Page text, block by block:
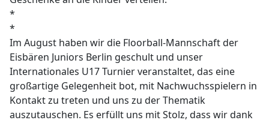
*
*
Im August haben wir die Floorball-Mannschaft der
Eisbären Juniors Berlin geschult und unser
Internationales U17 Turnier veranstaltet, das eine
großartige Gelegenheit bot, mit Nachwuchsspielern in
Kontakt zu treten und uns zu der Thematik
auszutauschen. Es erfüllt uns mit Stolz, dass wir dank